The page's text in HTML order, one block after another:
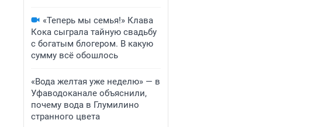
«Теперь мы семья!» Клава
Кока сыграла тайную свадьбу
с богатым блогером. В какую
сумму всё обошлось
«Вода желтая уже неделю» — в
Уфаводоканале объяснили,
почему вода в Глумилино
странного цвета